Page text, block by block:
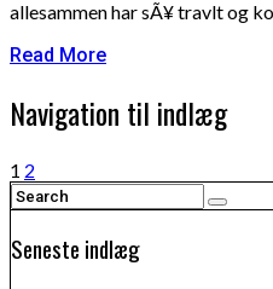
allesammen har sÃ¥ travlt og
Read More
Navigation til indlæg
1 2
Seneste indlæg